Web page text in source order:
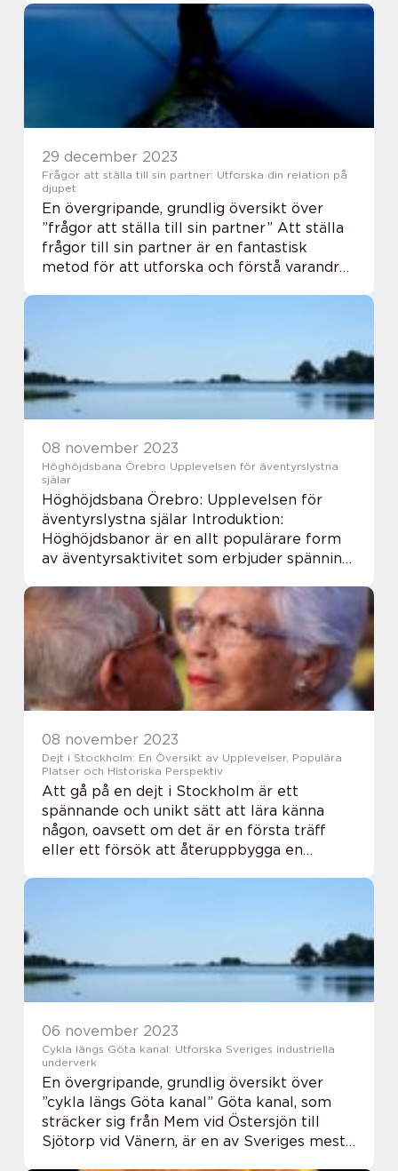
naturen, finns det något ännu mer speciellt
29 december 2023
Frågor att ställa till sin partner: Utforska din relation på
djupet
En övergripande, grundlig översikt över
”frågor att ställa till sin partner” Att ställa
frågor till sin partner är en fantastisk
metod för att utforska och förstå varandra
08 november 2023
Höghöjdsbana Örebro Upplevelsen för äventyrslystna
själar
Höghöjdsbana Örebro: Upplevelsen för
äventyrslystna själar Introduktion:
Höghöjdsbanor är en allt populärare form
av äventyrsaktivitet som erbjuder spänning
upplevelser och adrenalinkickar. I Örebro
erbjuds en rad...
08 november 2023
Dejt i Stockholm: En Översikt av Upplevelser, Populära
Platser och Historiska Perspektiv
Att gå på en dejt i Stockholm är ett
spännande och unikt sätt att lära känna
någon, oavsett om det är en första träff
eller ett försök att återuppbygga en
06 november 2023
Cykla längs Göta kanal: Utforska Sveriges industriella
underverk
En övergripande, grundlig översikt över
”cykla längs Göta kanal” Göta kanal, som
sträcker sig från Mem vid Östersjön till
Sjötorp vid Vänern, är en av Sveriges mest